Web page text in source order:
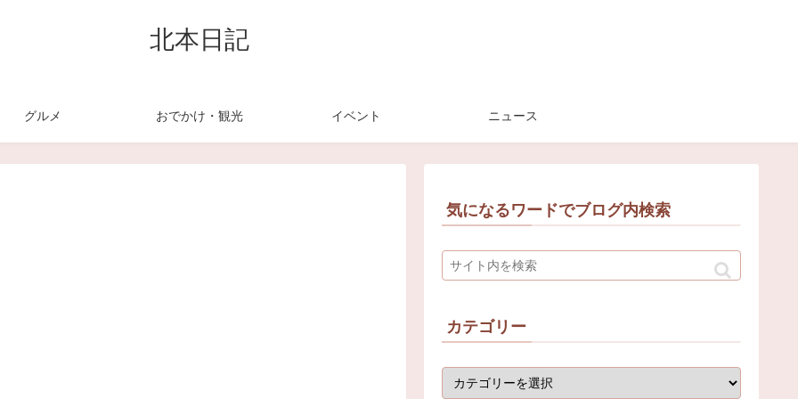
北本日記
グルメ おでかけ・観光 イベント ニュース
気になるワードでブログ内検索
カテゴリー